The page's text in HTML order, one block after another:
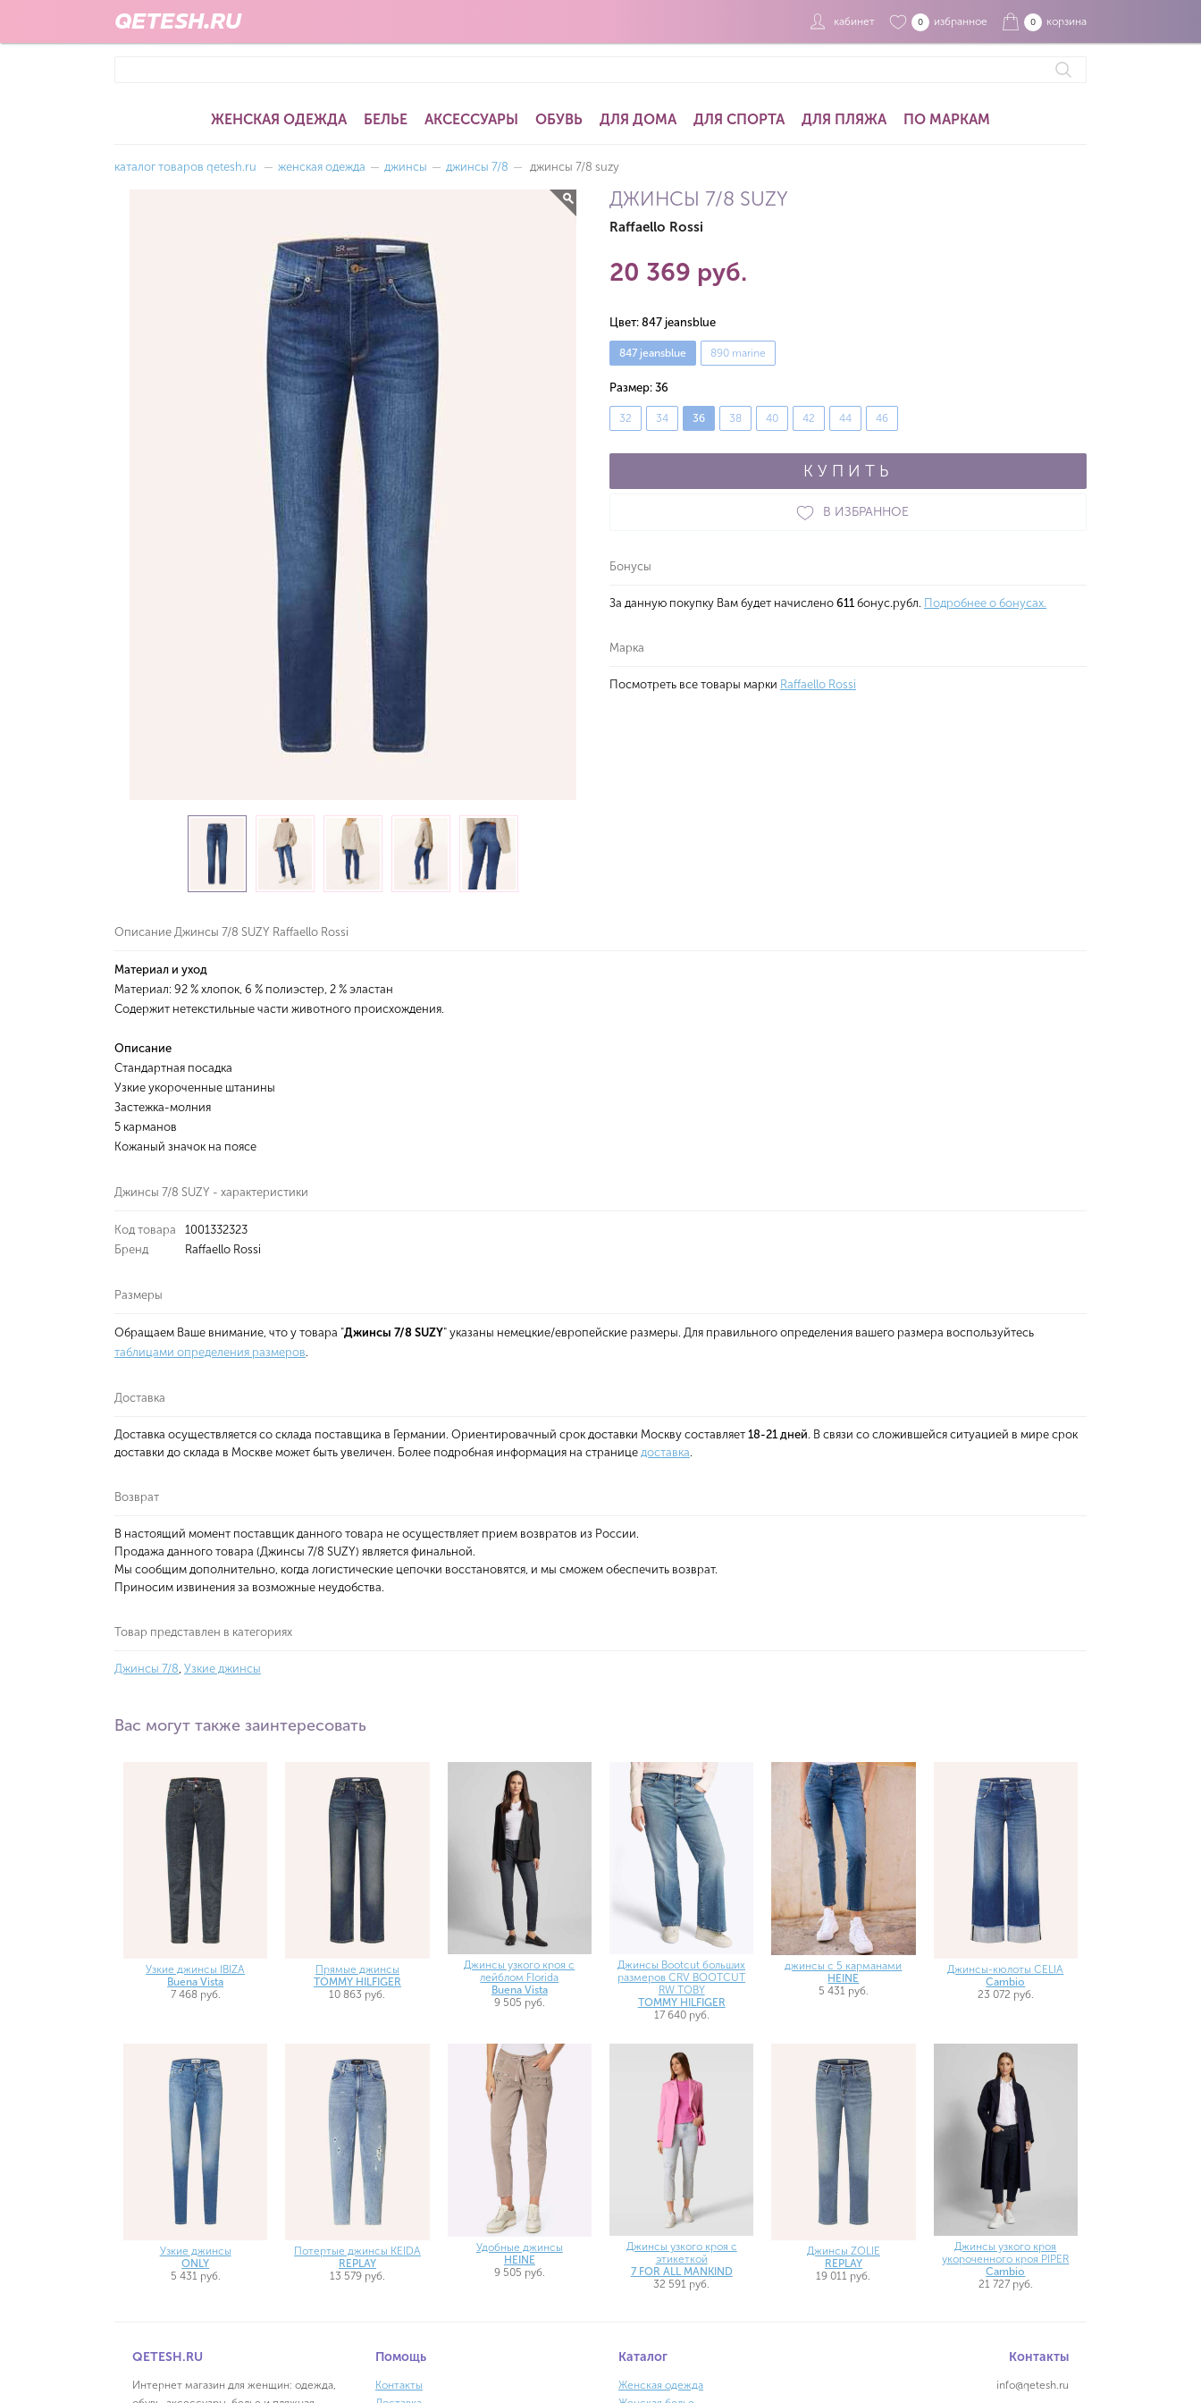
QETESH.RU кабинет 0 избранное 0 корзина
ЖЕНСКАЯ ОДЕЖДА БЕЛЬЕ АКСЕССУАРЫ ОБУВЬ ДЛЯ ДОМА ДЛЯ СПОРТА ДЛЯ ПЛЯЖА ПО МАРКАМ
каталог товаров qetesh.ru — женская одежда — джинсы — джинсы 7/8 — джинсы 7/8 suzy
ДЖИНСЫ 7/8 SUZY
Raffaello Rossi
20 369 руб.
Цвет: 847 jeansblue
847 jeansblue 890 marine
Размер: 36
32 34 36 38 40 42 44 46
КУПИТЬ
В ИЗБРАННОЕ
Бонусы
За данную покупку Вам будет начислено 611 бонус.рубл. Подробнее о бонусах.
Марка
Посмотреть все товары марки Raffaello Rossi
Описание Джинсы 7/8 SUZY Raffaello Rossi
Материал и уход
Материал: 92 % хлопок, 6 % полиэстер, 2 % эластан
Содержит нетекстильные части животного происхождения.
Описание
Стандартная посадка
Узкие укороченные штанины
Застежка-молния
5 карманов
Кожаный значок на поясе
Джинсы 7/8 SUZY - характеристики
Код товара
1001332323
Бренд
Raffaello Rossi
Размеры
Обращаем Ваше внимание, что у товара "Джинсы 7/8 SUZY" указаны немецкие/европейские размеры. Для правильного определения вашего размера воспользуйтесь
таблицами определения размеров.
Доставка
Доставка осуществляется со склада поставщика в Германии. Ориентировачный срок доставки Москву составляет 18-21 дней. В связи со сложившейся ситуацией в мире срок
доставки до склада в Москве может быть увеличен. Более подробная информация на странице доставка.
Возврат
В настоящий момент поставщик данного товара не осуществляет прием возвратов из России.
Продажа данного товара (Джинсы 7/8 SUZY) является финальной.
Мы сообщим дополнительно, когда логистические цепочки восстановятся, и мы сможем обеспечить возврат.
Приносим извинения за возможные неудобства.
Товар представлен в категориях
Джинсы 7/8, Узкие джинсы
Вас могут также заинтересовать
Узкие джинсы IBIZA
Buena Vista
7 468 руб.
Прямые джинсы
TOMMY HILFIGER
10 863 руб.
Джинсы узкого кроя с
лейблом Florida
Buena Vista
9 505 руб.
Джинсы Bootcut больших
размеров CRV BOOTCUT
RW TOBY
TOMMY HILFIGER
17 640 руб.
джинсы с 5 карманами
HEINE
5 431 руб.
Джинсы-кюлоты CELIA
Cambio
23 072 руб.
Узкие джинсы
ONLY
5 431 руб.
Потертые джинсы KEIDA
REPLAY
13 579 руб.
Удобные джинсы
HEINE
9 505 руб.
Джинсы узкого кроя с
этикеткой
7 FOR ALL MANKIND
32 591 руб.
Джинсы ZOLIE
REPLAY
19 011 руб.
Джинсы узкого кроя
укороченного кроя PIPER
Cambio
21 727 руб.
QETESH.RU
Интернет магазин для женщин: одежда,
Контакты
info@qetesh.ru
Помощь
Контакты
Каталог
Женская одежда